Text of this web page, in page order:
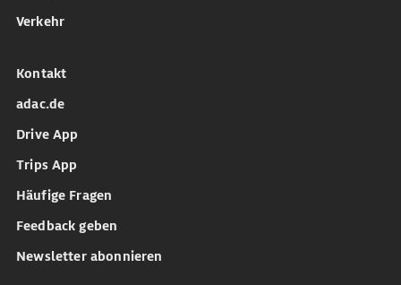
Verkehr
Kontakt
adac.de
Drive App
Trips App
Häufige Fragen
Feedback geben
Newsletter abonnieren